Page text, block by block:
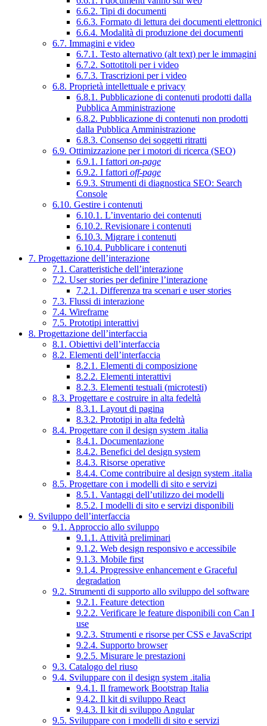
6.6.2. Tipi di documenti
6.6.3. Formato di lettura dei documenti elettronici
6.6.4. Modalità di produzione dei documenti
6.7. Immagini e video
6.7.1. Testo alternativo (alt text) per le immagini
6.7.2. Sottotitoli per i video
6.7.3. Trascrizioni per i video
6.8. Proprietà intellettuale e privacy
6.8.1. Pubblicazione di contenuti prodotti dalla
Pubblica Amministrazione
6.8.2. Pubblicazione di contenuti non prodotti
dalla Pubblica Amministrazione
6.8.3. Consenso dei soggetti ritratti
6.9. Ottimizzazione per i motori di ricerca (SEO)
6.9.1. I fattori on-page
6.9.2. I fattori off-page
6.9.3. Strumenti di diagnostica SEO: Search
Console
6.10. Gestire i contenuti
6.10.1. L’inventario dei contenuti
6.10.2. Revisionare i contenuti
6.10.3. Migrare i contenuti
6.10.4. Pubblicare i contenuti
7. Progettazione dell’interazione
7.1. Caratteristiche dell’interazione
7.2. User stories per definire l’interazione
7.2.1. Differenza tra scenari e user stories
7.3. Flussi di interazione
7.4. Wireframe
7.5. Prototipi interattivi
8. Progettazione dell’interfaccia
8.1. Obiettivi dell’interfaccia
8.2. Elementi dell’interfaccia
8.2.1. Elementi di composizione
8.2.2. Elementi interattivi
8.2.3. Elementi testuali (microtesti)
8.3. Progettare e costruire in alta fedeltà
8.3.1. Layout di pagina
8.3.2. Prototipi in alta fedeltà
8.4. Progettare con il design system .italia
8.4.1. Documentazione
8.4.2. Benefici del design system
8.4.3. Risorse operative
8.4.4. Come contribuire al design system .italia
8.5. Progettare con i modelli di sito e servizi
8.5.1. Vantaggi dell’utilizzo dei modelli
8.5.2. I modelli di sito e servizi disponibili
9. Sviluppo dell’interfaccia
9.1. Approccio allo sviluppo
9.1.1. Attività preliminari
9.1.2. Web design responsivo e accessibile
9.1.3. Mobile first
9.1.4. Progressive enhancement e Graceful
degradation
9.2. Strumenti di supporto allo sviluppo del software
9.2.1. Feature detection
9.2.2. Verificare le feature disponibili con Can I
use
9.2.3. Strumenti e risorse per CSS e JavaScript
9.2.4. Supporto browser
9.2.5. Misurare le prestazioni
9.3. Catalogo del riuso
9.4. Sviluppare con il design system .italia
9.4.1. Il framework Bootstrap Italia
9.4.2. Il kit di sviluppo React
9.4.3. Il kit di sviluppo Angular
9.5. Sviluppare con i modelli di sito e servizi